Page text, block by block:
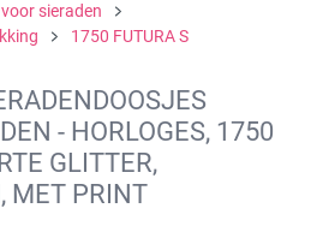
sieraden
1750 FUTURA S
- HORLOGES, 1750
GLITTER,
MET PRINT